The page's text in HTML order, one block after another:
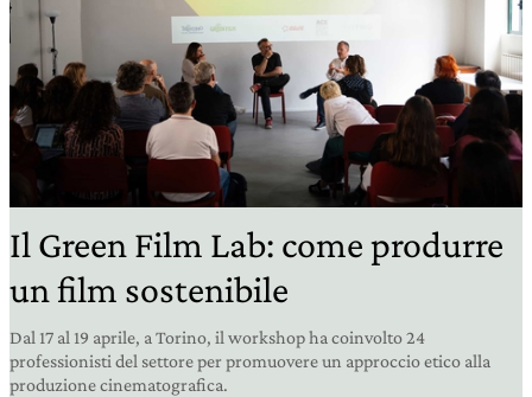
Il Green Film Lab: come produrre
un film sostenibile
Dal 17 al 19 aprile, a Torino, il workshop ha coinvolto 24
professionisti del settore per promuovere un approccio etico alla
produzione cinematografica.